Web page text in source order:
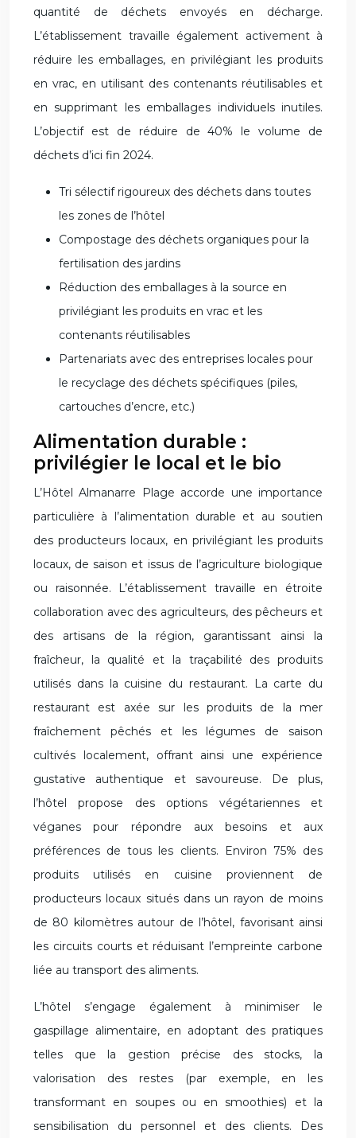
quantité de déchets envoyés en décharge.
L’établissement travaille également activement à
réduire les emballages, en privilégiant les produits
en vrac, en utilisant des contenants réutilisables et
en supprimant les emballages individuels inutiles.
L’objectif est de réduire de 40% le volume de
déchets d’ici fin 2024.
Tri sélectif rigoureux des déchets dans toutes
les zones de l’hôtel
Compostage des déchets organiques pour la
fertilisation des jardins
Réduction des emballages à la source en
privilégiant les produits en vrac et les
contenants réutilisables
Partenariats avec des entreprises locales pour
le recyclage des déchets spécifiques (piles,
cartouches d’encre, etc.)
Alimentation durable :
privilégier le local et le bio
L’Hôtel Almanarre Plage accorde une importance
particulière à l’alimentation durable et au soutien
des producteurs locaux, en privilégiant les produits
locaux, de saison et issus de l’agriculture biologique
ou raisonnée. L’établissement travaille en étroite
collaboration avec des agriculteurs, des pêcheurs et
des artisans de la région, garantissant ainsi la
fraîcheur, la qualité et la traçabilité des produits
utilisés dans la cuisine du restaurant. La carte du
restaurant est axée sur les produits de la mer
fraîchement pêchés et les légumes de saison
cultivés localement, offrant ainsi une expérience
gustative authentique et savoureuse. De plus,
l’hôtel propose des options végétariennes et
véganes pour répondre aux besoins et aux
préférences de tous les clients. Environ 75% des
produits utilisés en cuisine proviennent de
producteurs locaux situés dans un rayon de moins
de 80 kilomètres autour de l’hôtel, favorisant ainsi
les circuits courts et réduisant l’empreinte carbone
liée au transport des aliments.
L’hôtel s’engage également à minimiser le
gaspillage alimentaire, en adoptant des pratiques
telles que la gestion précise des stocks, la
valorisation des restes (par exemple, en les
transformant en soupes ou en smoothies) et la
sensibilisation du personnel et des clients. Des